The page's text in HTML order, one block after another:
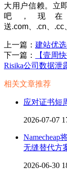
大用户信赖。立
吧，现
送.com、.cn、.cc
上一篇： 建站优
下一篇：
【壹周
Risika公司数据泄
相关文章推荐
应对证书短
2026-07-07
Namecheap
无缝替代方
2026-06-30